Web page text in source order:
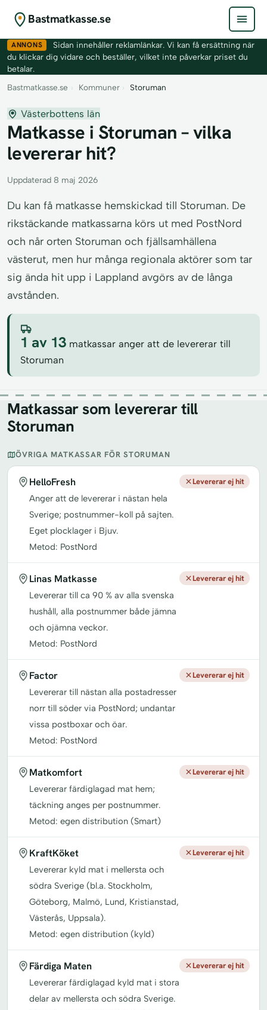
Bastmatkasse.se
ANNONS
Sidan innehåller reklamlänkar. Vi kan få ersättning när
du klickar dig vidare och beställer, vilket inte påverkar priset du
betalar.
Bastmatkasse.se › Kommuner › Storuman
Västerbottens län
Matkasse i Storuman – vilka
levererar hit?
Uppdaterad 8 maj 2026
Du kan få matkasse hemskickad till Storuman. De
rikstäckande matkassarna körs ut med PostNord
och når orten Storuman och fjällsamhällena
västerut, men hur många regionala aktörer som tar
sig ända hit upp i Lappland avgörs av de långa
avstånden.
1 av 13 matkassar anger att de levererar till
Storuman
Matkassar som levererar till
Storuman
ÖVRIGA MATKASSAR FÖR STORUMAN
HelloFresh
Anger att de levererar i nästan hela
Sverige; postnummer-koll på sajten.
Eget plocklager i Bjuv.
Metod: PostNord
Levererar ej hit
Linas Matkasse
Levererar till ca 90 % av alla svenska
hushåll, alla postnummer både jämna
och ojämna veckor.
Metod: PostNord
Levererar ej hit
Factor
Levererar till nästan alla postadresser
norr till söder via PostNord; undantar
vissa postboxar och öar.
Metod: PostNord
Levererar ej hit
Matkomfort
Levererar färdiglagad mat hem;
täckning anges per postnummer.
Metod: egen distribution (Smart)
Levererar ej hit
KraftKöket
Levererar kyld mat i mellersta och
södra Sverige (bl.a. Stockholm,
Göteborg, Malmö, Lund, Kristianstad,
Västerås, Uppsala).
Metod: egen distribution (kyld)
Levererar ej hit
Färdiga Maten
Levererar färdiglagad kyld mat i stora
delar av mellersta och södra Sverige.
Levererar ej hit